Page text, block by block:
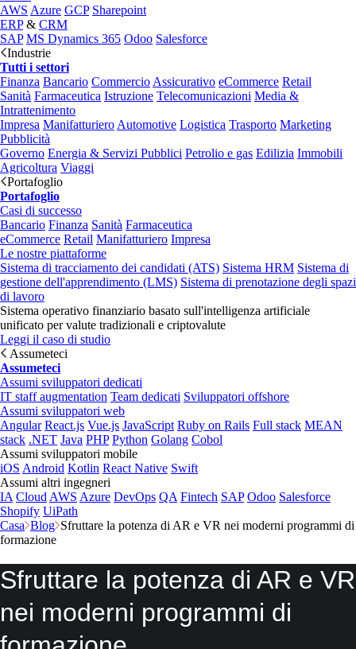
AWS Azure GCP Sharepoint
ERP& CRM
SAP MS Dynamics 365 Odoo Salesforce
Industrie
Tutti i settori
Finanza Bancario Commercio Assicurativo eCommerce Retail
Sanità Farmaceutica Istruzione Telecomunicazioni Media &
Intrattenimento
Impresa Manifatturiero Automotive Logistica Trasporto Marketing
Pubblicità
Governo Energia & Servizi Pubblici Petrolio e gas Edilizia Immobili
Agricoltura Viaggi
Portafoglio
Portafoglio
Casi di successo
Bancario Finanza Sanità Farmaceutica
eCommerce Retail Manifatturiero Impresa
Le nostre piattaforme
Sistema di tracciamento dei candidati (ATS) Sistema HRM Sistema di
gestione dell'apprendimento (LMS) Sistema di prenotazione degli spazi
di lavoro
Sistema operativo finanziario basato sull'intelligenza artificiale
unificato per valute tradizionali e criptovalute
Leggi il caso di studio
Assumeteci
Assumeteci
Assumi sviluppatori dedicati
IT staff augmentation Team dedicati Sviluppatori offshore
Assumi sviluppatori web
Angular React.js Vue.js JavaScript Ruby on Rails Full stack MEAN
stack .NET Java PHP Python Golang Cobol
Assumi sviluppatori mobile
iOS Android Kotlin React Native Swift
Assumi altri ingegneri
IA Cloud AWS Azure DevOps QA Fintech SAP Odoo Salesforce
Shopify UiPath
Casa Blog Sfruttare la potenza di AR e VR nei moderni programmi di
formazione
Sfruttare la potenza di AR e VR
nei moderni programmi di